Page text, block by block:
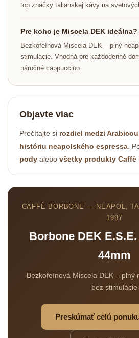
top značky talianskej kávy na
Pre koho je Miscela DEK ideálna?
Bezkofeínová Miscela DEK – plný
stimulácie. Vhodná pre každodenné
náročné cappuccino.
Objavte viac
Prečítajte si rozdiel medzi
históriu neapolského espressa .
pody alebo všetky produkty Caffè
CAFFÈ BORBONE — NEAPOL,
1997
Borbone DEK
44mm
Bezkofeínová Miscela DEK – plný
bez stimulácie
Preskúmať celú